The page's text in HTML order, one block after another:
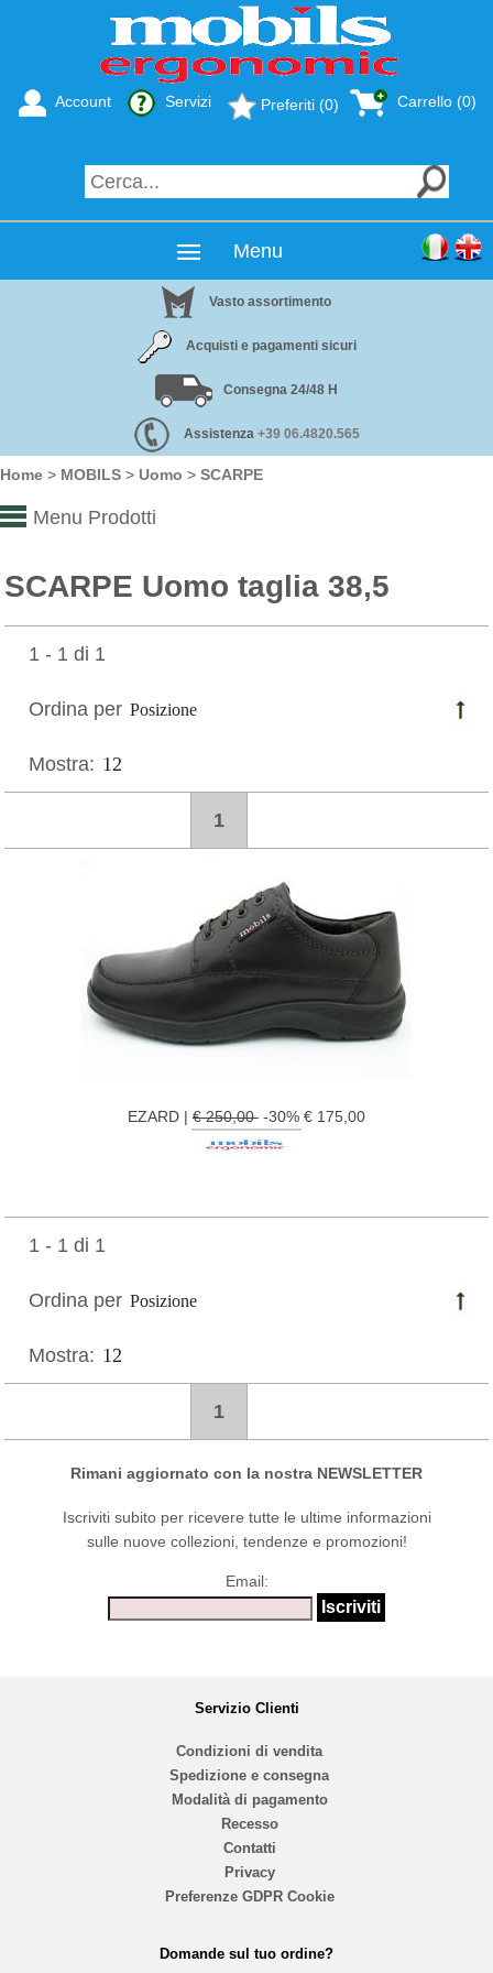
Carrello (0)
Preferiti (0)
Servizi
Account
Menu
Vasto assortimento
Acquisti e pagamenti sicuri
Consegna 24/48 H
Assistenza +39 06.4820.565
Home > MOBILS > Uomo > SCARPE
Menu Prodotti
SCARPE Uomo taglia 38,5
1 - 1 di 1
Ordina per
Mostra:
1
EZARD | € 250,00-30% € 175,00
1 - 1 di 1
Ordina per
Mostra:
1
Rimani aggiornato con la nostra NEWSLETTER
Iscriviti subito per ricevere tutte le ultime informazioni
sulle nuove collezioni, tendenze e promozioni!
Email:
Servizio Clienti
Condizioni di vendita
Spedizione e consegna
Modalità di pagamento
Recesso
Contatti
Privacy
Preferenze GDPR Cookie
Domande sul tuo ordine?